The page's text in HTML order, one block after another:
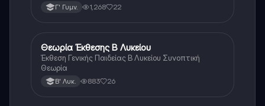
Γ' Γυμν. 1,268 22
Νέα Ελληνικά
Θεωρία Έκθεσης Β Λυκείου
Έκθεση Γενικής Παιδείας Β Λυκείου Συνοπτική
Θεωρία
Β' Λυκ. 883 26